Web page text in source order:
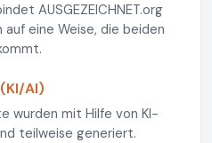
AUSGEZEICHNET.org
eine Weise, die beiden
AI)
wurden mit Hilfe von KI-
teilweise generiert.